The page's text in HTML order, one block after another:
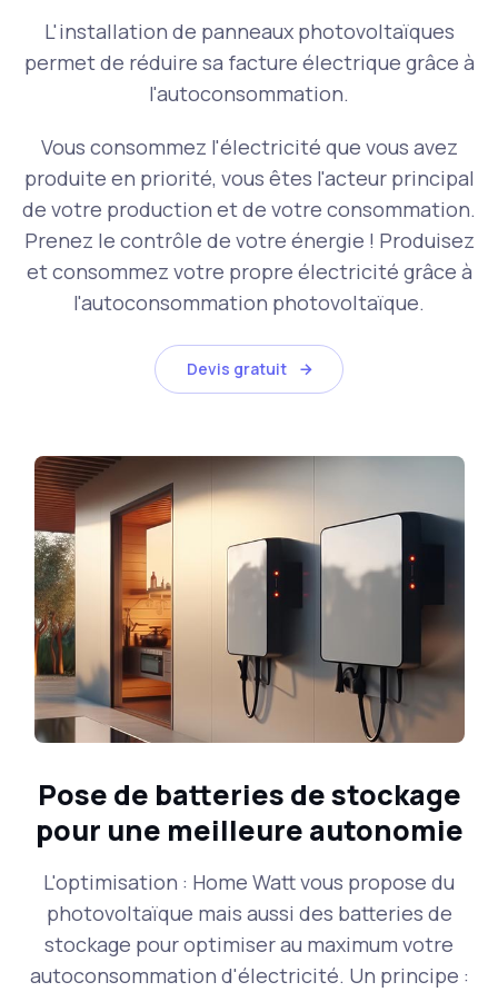
L'installation de panneaux photovoltaïques
permet de réduire sa facture électrique grâce à
l'autoconsommation.
Vous consommez l'électricité que vous avez
produite en priorité, vous êtes l'acteur principal
de votre production et de votre consommation.
Prenez le contrôle de votre énergie ! Produisez
et consommez votre propre électricité grâce à
l'autoconsommation photovoltaïque.
Devis gratuit
Pose de batteries de stockage
pour une meilleure autonomie
L'optimisation : Home Watt vous propose du
photovoltaïque mais aussi des batteries de
stockage pour optimiser au maximum votre
autoconsommation d'électricité. Un principe :